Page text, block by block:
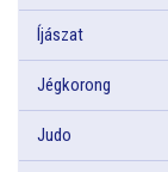
Íjászat
Jégkorong
Judo